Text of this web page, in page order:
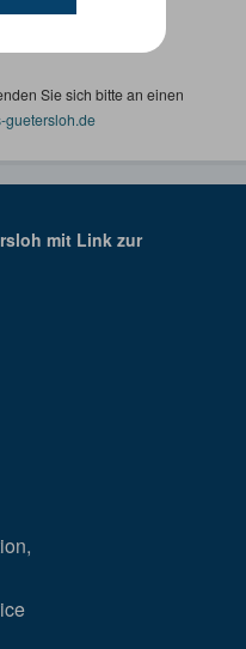
Sie sich bitte an einen
guetersloh.de